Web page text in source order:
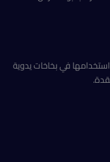
في بخاخات يدوية